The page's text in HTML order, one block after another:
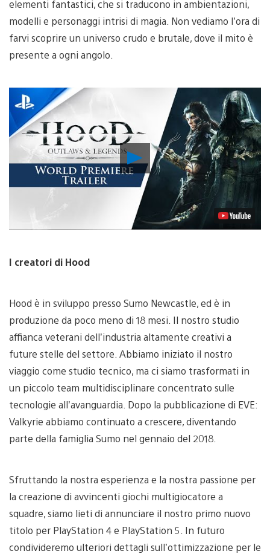
elementi fantastici, che si traducono in ambientazioni,
modelli e personaggi intrisi di magia. Non vediamo l’ora di
farvi scoprire un universo crudo e brutale, dove il mito è
presente a ogni angolo.
Riproduci
video
I creatori di Hood
Hood è in sviluppo presso Sumo Newcastle, ed è in
produzione da poco meno di 18 mesi. Il nostro studio
affianca veterani dell’industria altamente creativi a
future stelle del settore. Abbiamo iniziato il nostro
viaggio come studio tecnico, ma ci siamo trasformati in
un piccolo team multidisciplinare concentrato sulle
tecnologie all’avanguardia. Dopo la pubblicazione di EVE:
Valkyrie abbiamo continuato a crescere, diventando
parte della famiglia Sumo nel gennaio del 2018.
Sfruttando la nostra esperienza e la nostra passione per
la creazione di avvincenti giochi multigiocatore a
squadre, siamo lieti di annunciare il nostro primo nuovo
titolo per PlayStation 4 e PlayStation 5. In futuro
condivideremo ulteriori dettagli sull’ottimizzazione per le